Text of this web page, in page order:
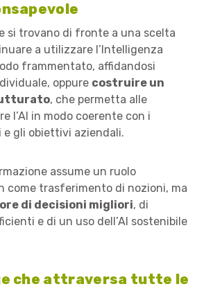
si trovano di fronte a una scelta
a utilizzare l’Intelligenza
frammentato, affidandosi
oppure costruire un
, che permetta alle
l’AI in modo coerente con i
e gli obiettivi aziendali.
assume un ruolo
come trasferimento di nozioni, ma
di decisioni migliori, di
e di un uso dell’AI sostenibile
che attraversa tutte le